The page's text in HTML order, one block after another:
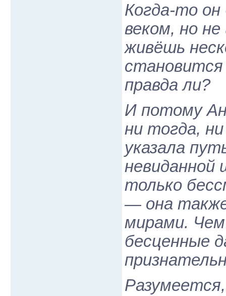
Когда-то
веком, но
живёшь
становится
правда ли?
И потому
ни тогда,
указала
невиданной
только
— она
мирами.
бесценные